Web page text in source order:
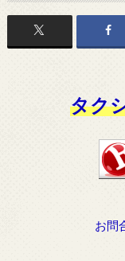
タク
お問